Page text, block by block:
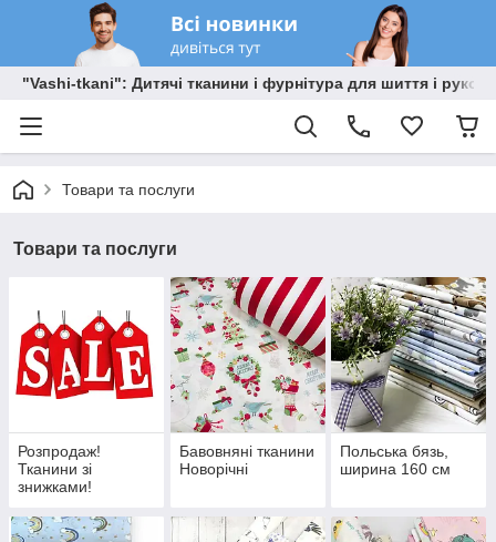
"Vashi-tkani": Дитячі тканини і фурнітура для шиття і
Товари та послуги
Товари та послуги
Розпродаж!
Тканини зі
знижками!
Бавовняні тканини
Новорічні
Польська бязь,
ширина 160 см